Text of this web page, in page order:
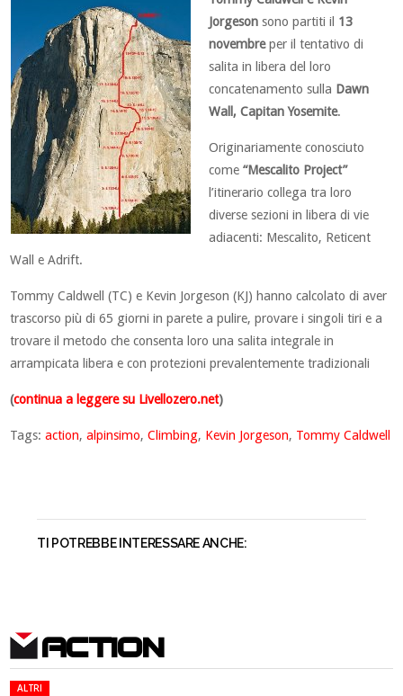
Jorgeson sono partiti il 13
novembreper il tentativo di
salita in libera del loro
concatenamento sulla Dawn
Wall, Capitan Yosemite.
Originariamente conosciuto
come“Mescalito Project”
l’itinerario collega tra loro
diverse sezioni in libera di vie
adiacenti: Mescalito, Reticent
Wall e Adrift.
Tommy Caldwell (TC) e Kevin Jorgeson (KJ) hanno calcolato di aver
trascorso più di 65 giorni in parete a pulire, provare i singoli tiri e a
trovare il metodo che consenta loro una salita integrale in
arrampicata libera e con protezioni prevalentemente tradizionali
(continua a leggere su Livellozero.net)
Tags:action,alpinsimo,Climbing, Kevin Jorgeson, Tommy Caldwell
TI POTREBBE INTERESSARE ANCHE:
ACTION
ALTRI